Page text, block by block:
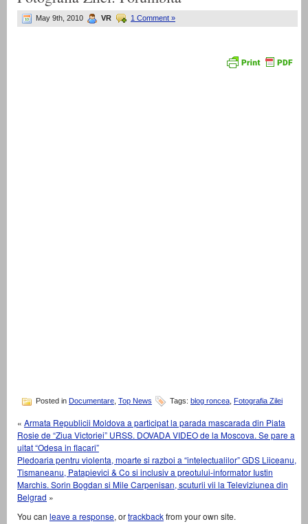
May 9th, 2010 VR 1 Comment »
Posted in Documentare Top News Tags: blog roncea Fotografia Zilei
« Armata Republicii Moldova a participat la parada mascarada din Piata
Rosie de “Ziua Victoriei” URSS. DOVADA VIDEO de la Moscova. Se pare a
uitat “Odesa in flacari”
Pledoaria pentru violenta, moarte si razboi a “intelectualilor” GDS Liiceanu,
Tismaneanu, Patapievici & Co si inclusiv a preotului-informator Iustin
Marchis. Sorin Bogdan si Mile Carpenisan, scuturii vii la Televiziunea din
Belgrad »
You can leave a response, ortrackbackfrom your own site.